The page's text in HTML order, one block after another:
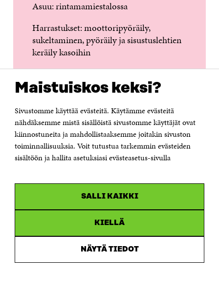
Maistuiskos keksi?
Sivustomme käyttää evästeitä. Käytämme evästeitä
nähdäksemme mistä sisällöistä sivustomme käyttäjät ovat
kiinnostuneita ja mahdollistaaksemme joitakin sivuston
toiminnallisuuksia. Voit tutustua tarkemmin evästeiden
sisältöön ja hallita asetuksiasi evästeasetus-sivulla
SALLI KAIKKI
KIELLÄ
NÄYTÄ TIEDOT
Asuu: rintamamiestalossa
Harrastukset: moottoripyöräily,
sukeltaminen, pyöräily ja sisustuslehtien
keräily kasoihin
Mukana: vapaaehtoistyössä
sydänyhteisöissä
Motto: asioilla on tapana järjestyä
A
A
A
W
A
A
L
I
J
A
A
S
Ä
O
O
AIHE